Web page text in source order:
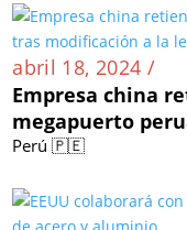
abril 18, 2024 /
Empresa china
megapuerto
Perú 🇵🇪